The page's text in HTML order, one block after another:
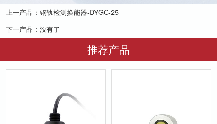
上一产品： 钢轨检测换能器-DYGC-25
下一产品： 没有了
推荐产品